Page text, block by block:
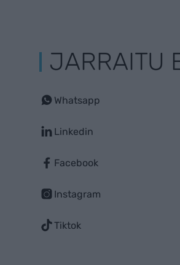
JARRAITU
Whatsapp
Linkedin
Facebook
Instagram
Tiktok